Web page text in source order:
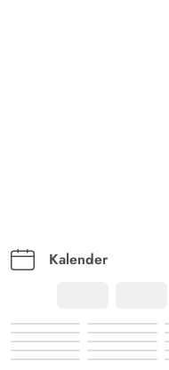
Kalender